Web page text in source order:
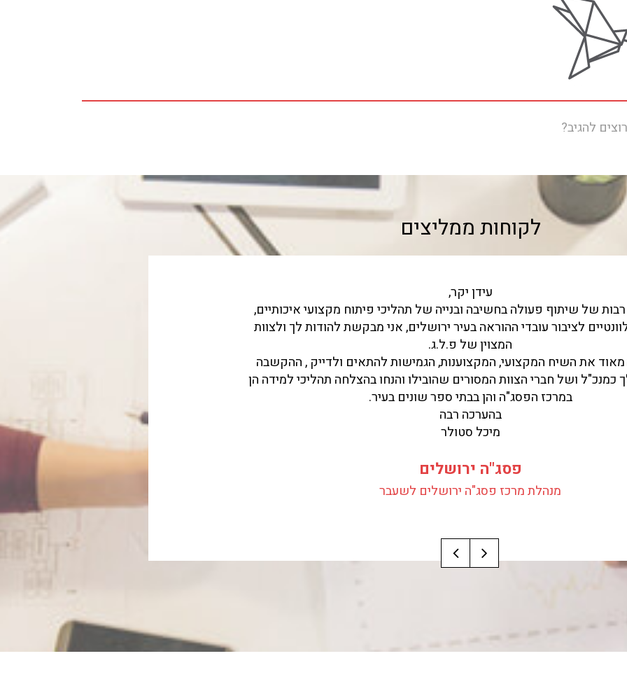
רוצים להגיב?
לקוחות ממליצים
עידן יקר,
רבות של שיתוף פעולה בחשיבה ובנייה של תהליכי פיתוח מקצועי איכותיים,
לציבור עובדי ההוראה בעיר ירושלים, אני מבקשת להודות לך ולצוות
המצוין של פ.ל.ג.
מאוד את השיח המקצועי, המקצוענות, הגמישות להתאים ולדייק , ההקשבה
שלך כמנכ"ל ושל חברי הצוות המסורים שהובילו והנחו בהצלחה תהליכי למידה הן
במרכז הפסג"ה והן בבתי ספר שונים בעיר.
בהערכה רבה
מיכל סטולר
פסג"ה ירושלים
מנהלת מרכז פסג"ה ירושלים לשעבר